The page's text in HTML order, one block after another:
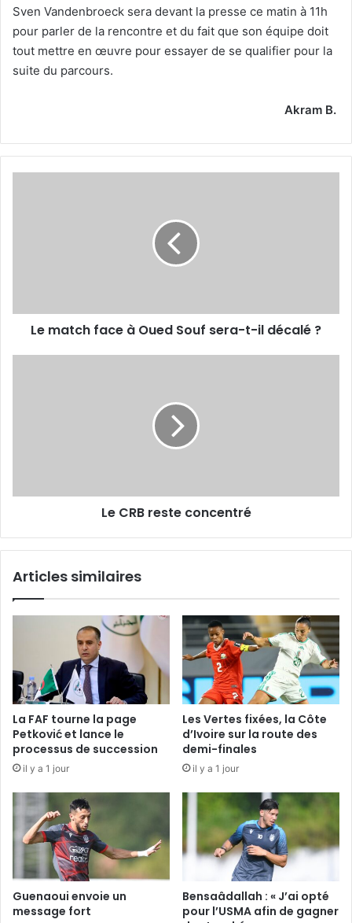
Sven Vandenbroeck sera devant la presse ce matin à 11h
pour parler de la rencontre et du fait que son équipe doit
tout mettre en œuvre pour essayer de se qualifier pour la
suite du parcours.
Akram B.
il
décalé ?
Le match face à Oued Souf sera-t-il décalé ?
Le CRB reste concentré
Articles similaires
La FAF tourne la page
Petković et lance le
processus de succession
il y a 1 jour
Les Vertes fixées, la Côte
d’Ivoire sur la route des
demi-finales
il y a 1 jour
Guenaoui envoie un
message fort
Bensaâdallah : « J’ai opté
pour l’USMA afin de gagner